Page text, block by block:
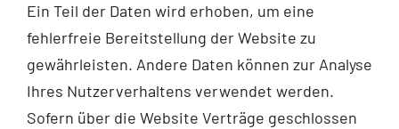
Ein Teil der Daten wird erhoben, um eine
fehlerfreie Bereitstellung der Website zu
gewährleisten. Andere Daten können zur Analyse
Ihres Nutzerverhaltens verwendet werden.
Sofern über die Website Verträge geschlossen